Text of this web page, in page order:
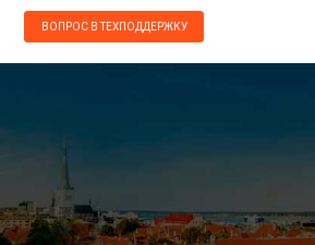
ВОПРОС В ТЕХПОДДЕРЖКУ